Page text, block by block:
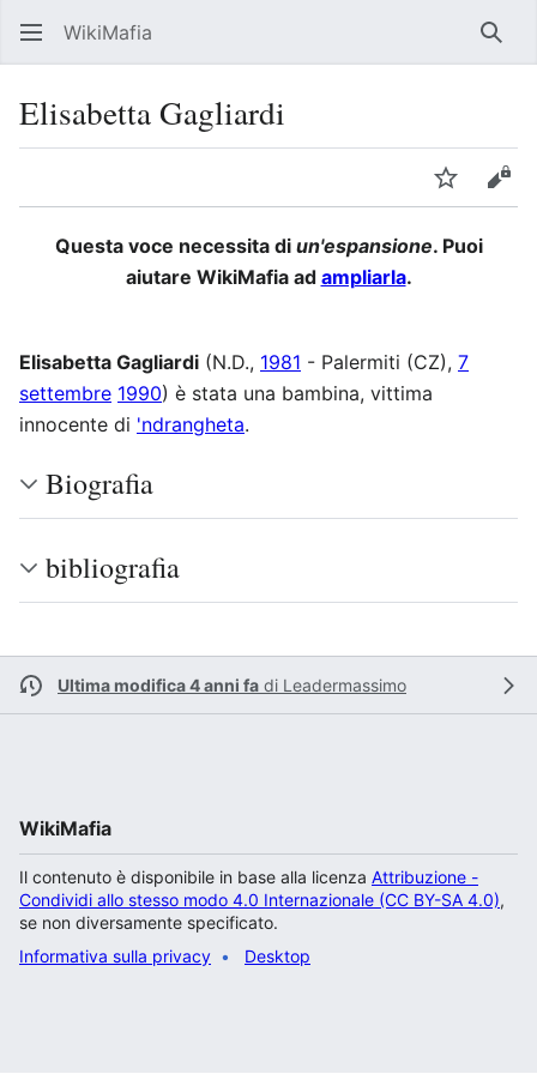
WikiMafia
Elisabetta Gagliardi
Segui
Questa voce necessita di un'espansione. Puoi
aiutare WikiMafia ad ampliarla.
Elisabetta Gagliardi (N.D., 1981 - Palermiti (CZ), 7
settembre 1990) è stata una bambina, vittima
innocente di 'ndrangheta.
Biografia
bibliografia
Ultima modifica 4 anni fa di Leadermassimo
WikiMafia
Il contenuto è disponibile in base alla licenza Attribuzione -
Condividi allo stesso modo 4.0 Internazionale (CC BY-SA 4.0),
se non diversamente specificato.
Informativa sulla privacy
Desktop